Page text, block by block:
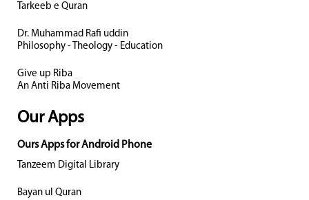
Tarkeeb e Quran
Dr. Muhammad Rafi uddin
Philosophy - Theology - Education
Give up Riba
An Anti Riba Movement
Our Apps
Ours Apps for Android Phone
Tanzeem Digital Library
Bayan ul Quran